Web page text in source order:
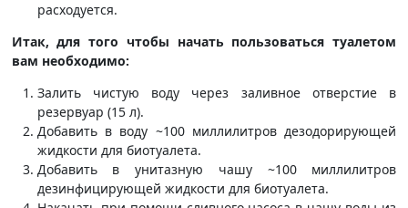
расходуется.
Итак, для того чтобы начать пользоваться туалетом
вам необходимо:
Залить чистую воду через заливное отверстие в
резервуар (15 л).
Добавить в воду ~100 миллилитров дезодорирующей
жидкости для биотуалета.
Добавить в унитазную чашу ~100 миллилитров
дезинфицирующей жидкости для биотуалета.